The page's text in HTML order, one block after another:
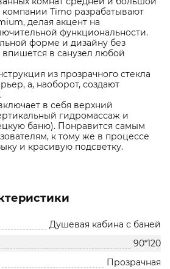
Timo разрабатывают
делая акцент на
функциональности.
форме и дизайну без
в санузел любой
из прозрачного стекла
а, наоборот, создают
в себя верхний
гидромассаж и
баню). Понравится самым
к тому же в процессе
и красивую подсветку.
Душевая кабина с баней
90*120
Прозрачная